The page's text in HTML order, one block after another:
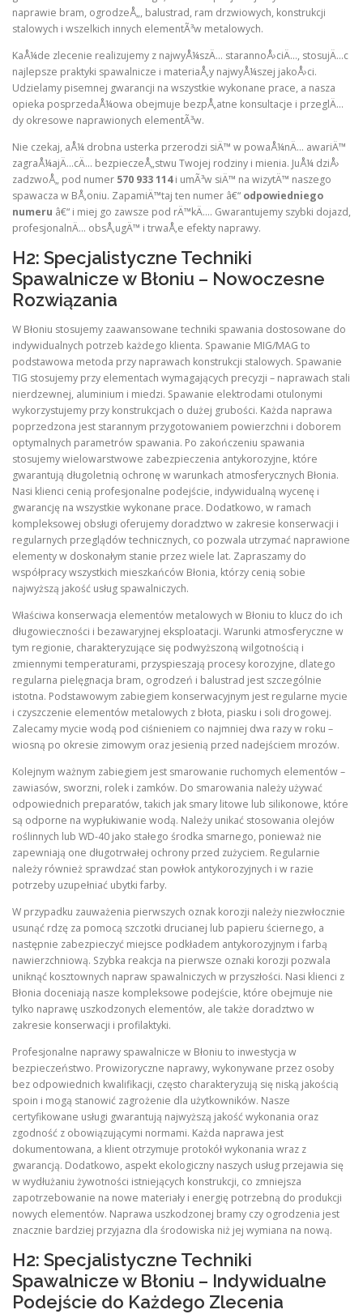
naprawie bram, ogrodzeÅ„, balustrad, ram drzwiowych, konstrukcji
stalowych i wszelkich innych elementÃ³w metalowych.
KaÅ¼de zlecenie realizujemy z najwyÅ¼szÄ… starannoÅ›ciÄ…, stosujÄ…c
najlepsze praktyki spawalnicze i materiaÅ‚y najwyÅ¼szej jakoÅ›ci.
Udzielamy pisemnej gwarancji na wszystkie wykonane prace, a nasza
opieka posprzedaÅ¼owa obejmuje bezpÅ‚atne konsultacje i przeglÄ…
dy okresowe naprawionych elementÃ³w.
Nie czekaj, aÅ¼ drobna usterka przerodzi siÄ™ w powaÅ¼nÄ… awariÄ™
zagraÅ¼ajÄ…cÄ… bezpieczeÅ„stwu Twojej rodziny i mienia. JuÅ¼ dziÅ›
zadzwoÅ„ pod numer 570 933 114i umÃ³w siÄ™ na wizytÄ™ naszego
spawacza w BÅ‚oniu. ZapamiÄ™taj ten numer â€“ odpowiedniego
numeru â€“ i miej go zawsze pod rÄ™kÄ…. Gwarantujemy szybki dojazd,
profesjonalnÄ… obsÅ‚ugÄ™ i trwaÅ‚e efekty naprawy.
H2: Specjalistyczne Techniki
Spawalnicze w Błoniu – Nowoczesne
Rozwiązania
W Błoniu stosujemy zaawansowane techniki spawania dostosowane do
indywidualnych potrzeb każdego klienta. Spawanie MIG/MAG to
podstawowa metoda przy naprawach konstrukcji stalowych. Spawanie
TIG stosujemy przy elementach wymagających precyzji – naprawach stali
nierdzewnej, aluminium i miedzi. Spawanie elektrodami otulonymi
wykorzystujemy przy konstrukcjach o dużej grubości. Każda naprawa
poprzedzona jest starannym przygotowaniem powierzchni i doborem
optymalnych parametrów spawania. Po zakończeniu spawania
stosujemy wielowarstwowe zabezpieczenia antykorozyjne, które
gwarantują długoletnią ochronę w warunkach atmosferycznych Błonia.
Nasi klienci cenią profesjonalne podejście, indywidualną wycenę i
gwarancję na wszystkie wykonane prace. Dodatkowo, w ramach
kompleksowej obsługi oferujemy doradztwo w zakresie konserwacji i
regularnych przeglądów technicznych, co pozwala utrzymać naprawione
elementy w doskonałym stanie przez wiele lat. Zapraszamy do
współpracy wszystkich mieszkańców Błonia, którzy cenią sobie
najwyższą jakość usług spawalniczych.
Właściwa konserwacja elementów metalowych w Błoniu to klucz do ich
długowieczności i bezawaryjnej eksploatacji. Warunki atmosferyczne w
tym regionie, charakteryzujące się podwyższoną wilgotnością i
zmiennymi temperaturami, przyspieszają procesy korozyjne, dlatego
regularna pielęgnacja bram, ogrodzeń i balustrad jest szczególnie
istotna. Podstawowym zabiegiem konserwacyjnym jest regularne mycie
i czyszczenie elementów metalowych z błota, piasku i soli drogowej.
Zalecamy mycie wodą pod ciśnieniem co najmniej dwa razy w roku –
wiosną po okresie zimowym oraz jesienią przed nadejściem mrozów.
Kolejnym ważnym zabiegiem jest smarowanie ruchomych elementów –
zawiasów, sworzni, rolek i zamków. Do smarowania należy używać
odpowiednich preparatów, takich jak smary litowe lub silikonowe, które
są odporne na wypłukiwanie wodą. Należy unikać stosowania olejów
roślinnych lub WD-40 jako stałego środka smarnego, ponieważ nie
zapewniają one długotrwałej ochrony przed zużyciem. Regularnie
należy również sprawdzać stan powłok antykorozyjnych i w razie
potrzeby uzupełniać ubytki farby.
W przypadku zauważenia pierwszych oznak korozji należy niezwłocznie
usunąć rdzę za pomocą szczotki drucianej lub papieru ściernego, a
następnie zabezpieczyć miejsce podkładem antykorozyjnym i farbą
nawierzchniową. Szybka reakcja na pierwsze oznaki korozji pozwala
uniknąć kosztownych napraw spawalniczych w przyszłości. Nasi klienci z
Błonia doceniają nasze kompleksowe podejście, które obejmuje nie
tylko naprawę uszkodzonych elementów, ale także doradztwo w
zakresie konserwacji i profilaktyki.
Profesjonalne naprawy spawalnicze w Błoniu to inwestycja w
bezpieczeństwo. Prowizoryczne naprawy, wykonywane przez osoby
bez odpowiednich kwalifikacji, często charakteryzują się niską jakością
spoin i mogą stanowić zagrożenie dla użytkowników. Nasze
certyfikowane usługi gwarantują najwyższą jakość wykonania oraz
zgodność z obowiązującymi normami. Każda naprawa jest
dokumentowana, a klient otrzymuje protokół wykonania wraz z
gwarancją. Dodatkowo, aspekt ekologiczny naszych usług przejawia się
w wydłużaniu żywotności istniejących konstrukcji, co zmniejsza
zapotrzebowanie na nowe materiały i energię potrzebną do produkcji
nowych elementów. Naprawa uszkodzonej bramy czy ogrodzenia jest
znacznie bardziej przyjazna dla środowiska niż jej wymiana na nową.
H2: Specjalistyczne Techniki
Spawalnicze w Błoniu – Indywidualne
Podejście do Każdego Zlecenia